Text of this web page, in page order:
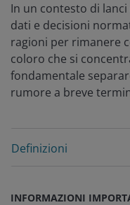
In un contesto di
dati e decisioni
ragioni per rimanere
coloro che si
fondamentale
rumore a breve
Definizioni
INFORMAZIONI